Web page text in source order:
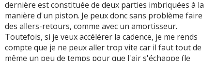
dernière est constituée de deux parties imbriquées à la
manière d'un piston. Je peux donc sans problème faire
des allers-retours, comme avec un amortisseur.
Toutefois, si je veux accélérer la cadence, je me rends
compte que je ne peux aller trop vite car il faut tout de
même un peu de temps pour que l'air s'échappe (le